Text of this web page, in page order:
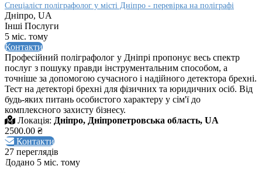
Спеціаліст поліграфолог у місті Дніпро - перевірка на поліграфі
Дніпро, UA
Інші Послуги
5 міс. тому
Контакти
Професійний поліграфолог у Дніпрі пропонує весь спектр
послуг з пошуку правди інструментальним способом, а
точніше за допомогою сучасного і надійного детектора брехні.
Тест на детекторі брехні для фізичних та юридичних осіб. Від
будь-яких питань особистого характеру у сім'ї до
комплексного захисту бізнесу.
Локація: Дніпро, Дніпропетровська область, UA
2500.00 ₴
Контакти
27 переглядів
Додано 5 міс. тому